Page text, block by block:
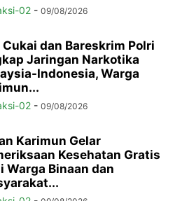
02 - 09/08/2026
Cukai dan Bareskrim Polri
Jaringan Narkotika
Indonesia, Warga
02 - 09/08/2026
Karimun Gelar
Kesehatan Gratis
Warga Binaan dan